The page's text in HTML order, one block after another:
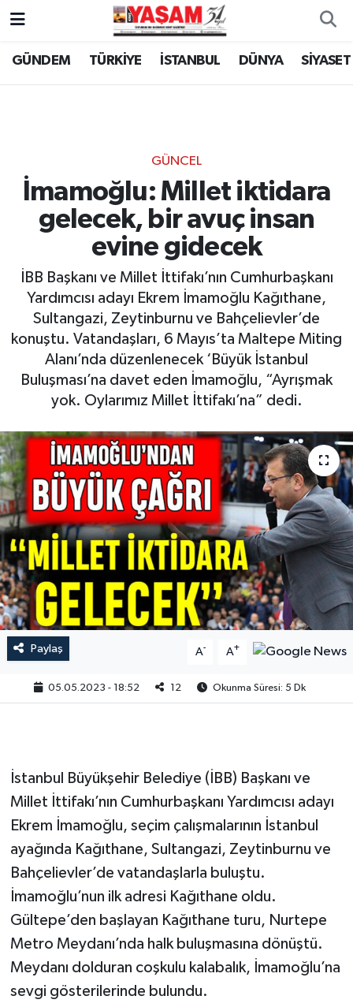
GÜNDEM TÜRKİYE İSTANBUL DÜNYA SİYASET
GÜNCEL
İmamoğlu: Millet iktidara
gelecek, bir avuç insan
evine gidecek
İBB Başkanı ve Millet İttifakı’nın Cumhurbaşkanı
Yardımcısı adayı Ekrem İmamoğlu Kağıthane,
Sultangazi, Zeytinburnu ve Bahçelievler’de
konuştu. Vatandaşları, 6 Mayıs’ta Maltepe Miting
Alanı’nda düzenlenecek ‘Büyük İstanbul
Buluşması’na davet eden İmamoğlu, “Ayrışmak
yok. Oylarımız Millet İttifakı’na” dedi.
Paylaş A- A+
05.05.2023 - 18:52 12 Okunma Süresi: 5 Dk
İstanbul Büyükşehir Belediye (İBB) Başkanı ve
Millet İttifakı’nın Cumhurbaşkanı Yardımcısı adayı
Ekrem İmamoğlu, seçim çalışmalarının İstanbul
ayağında Kağıthane, Sultangazi, Zeytinburnu ve
Bahçelievler’de vatandaşlarla buluştu.
İmamoğlu’nun ilk adresi Kağıthane oldu.
Gültepe’den başlayan Kağıthane turu, Nurtepe
Metro Meydanı’nda halk buluşmasına dönüştü.
Meydanı dolduran coşkulu kalabalık, İmamoğlu’na
sevgi gösterilerinde bulundu.